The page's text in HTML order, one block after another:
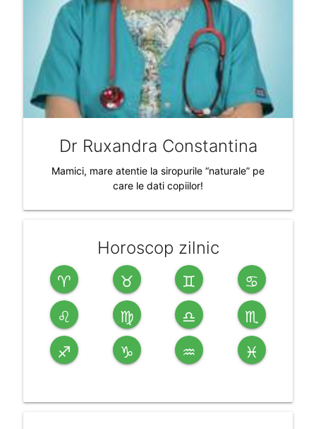
Dr Ruxandra Constantina
Mamici, mare atentie la siropurile “naturale” pe
care le dati copiilor!
Horoscop zilnic
♈ ♉ ♊ ♋
♌ ♍ ♎ ♏
♐ ♑ ♒ ♓